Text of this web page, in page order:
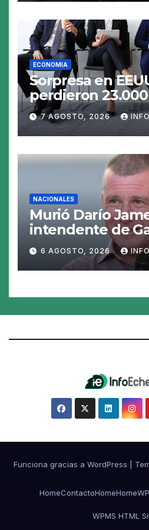
ECONOMIA
Sorpresa en
perdieron
julio y el
las perspectivas
tasas
7 AGOSTO, 2026
NACIONALES
Murió Darío
intendente de
6 AGOSTO, 2026
Funciona gracias a WordPress
HomeContactoHomeHome
WPMS HTML